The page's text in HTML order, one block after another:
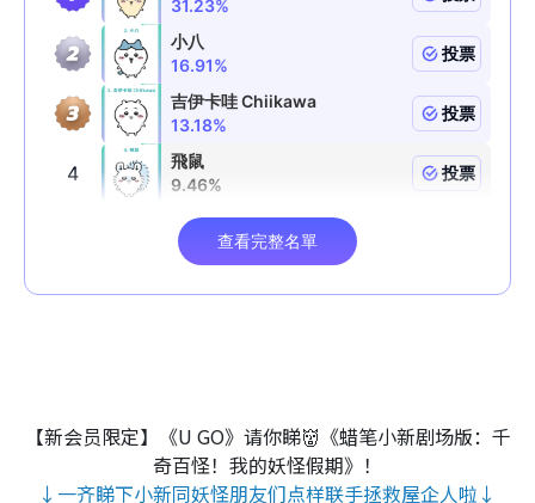
【新会员限定】《U GO》请你睇👹《蜡笔小新剧场版：千
奇百怪！我的妖怪假期》！
↓一齐睇下小新同妖怪朋友们点样联手拯救屋企人啦↓